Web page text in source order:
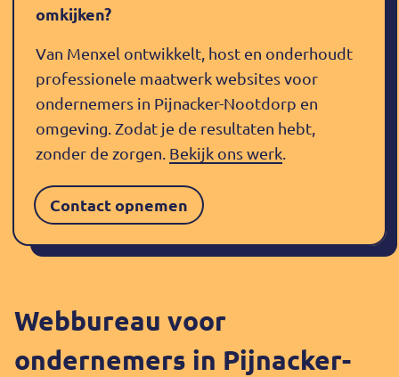
omkijken?
Van Menxel ontwikkelt, host en onderhoudt
professionele maatwerk websites voor
ondernemers in Pijnacker-Nootdorp en
omgeving. Zodat je de resultaten hebt,
zonder de zorgen. Bekijk ons werk
Contact opnemen
Webbureau voor
ondernemers in Pijnacker-